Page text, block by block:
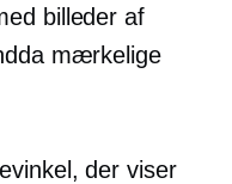
billeder af
mærkelige
der viser